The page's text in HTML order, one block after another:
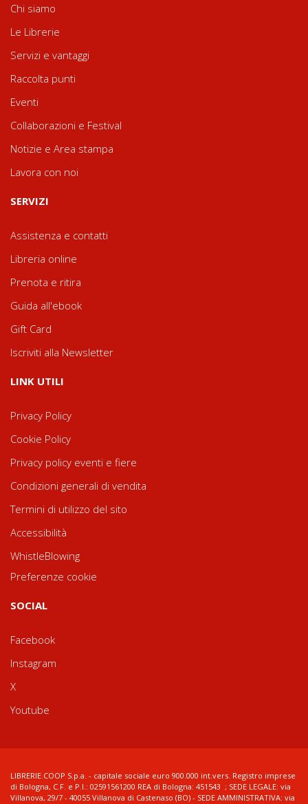
Chi siamo
Le Librerie
Servizi e vantaggi
Raccolta punti
Eventi
Collaborazioni e Festival
Notizie e Area stampa
Lavora con noi
SERVIZI
Assistenza e contatti
Libreria online
Prenota e ritira
Guida all'ebook
Gift Card
Iscriviti alla Newsletter
LINK UTILI
Privacy Policy
Cookie Policy
Privacy policy eventi e fiere
Condizioni generali di vendita
Termini di utilizzo del sito
Accessibilità
WhistleBlowing
Preferenze cookie
SOCIAL
Facebook
Instagram
X
Youtube
LIBRERIE.COOP S.p.a. - capitale sociale euro 900.000 int.vers. Registro imprese
di Bologna, C.F. e P.I.: 02591561200 REA di Bologna: 451543 ; SEDE LEGALE: via
Villanova, 29/7 - 40055 Villanova di Castenaso (BO) - SEDE AMMINISTRATIVA: via